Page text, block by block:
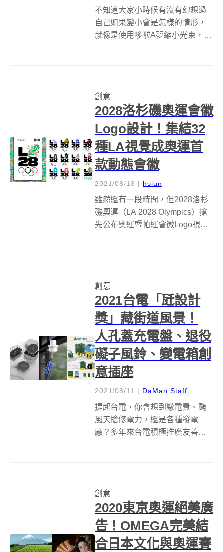
不知道大家小時候有沒有幻想過
自己如果變小會是怎樣的情形，
就像是使用哆啦A夢縮小光束，體
人物走訪各地，...
創意
2028洛杉磯奧運會徽
Logo設計！集結32
種LA視覺成奧運首
款動態會徽
2021/08/13 | hsiun
雖然還有一段時間，但2028洛杉
磯奧運（LA 2028 Olympics）搶
先公布奧運暨帕運會徽Logo視
化，不僅...
創意
2021台電「瓩設計
獎」藏街道風景！
人孔蓋充電盤、退役
礙子風鈴、變電箱創
意插座
2021/08/11 | DaMan Staff
提起台電，你會想到繳電費、颱
風天搶修電力，還是各種發電
廠？多年來台電積極推廣友善環
第21屆台電「瓩設計獎kW ...
創意
2020東京奧運絕美廣
告！OMEGA完美結
合日本文化與奧運賽